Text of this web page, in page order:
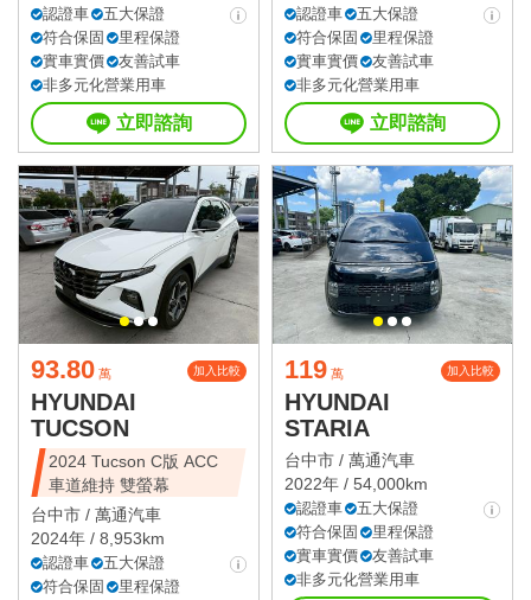
認證車
五大保證
符合保固
里程保證
實車實價
友善試車
非多元化營業用車
立即諮詢
認證車
五大保證
符合保固
里程保證
實車實價
友善試車
非多元化營業用車
立即諮詢
93.80 萬 加入比較
HYUNDAI
TUCSON
2024 Tucson C版 ACC
車道維持 雙螢幕
台中市 / 萬通汽車
2024年 / 8,953km
認證車
五大保證
符合保固
里程保證
119 萬 加入比較
HYUNDAI
STARIA
台中市 / 萬通汽車
2022年 / 54,000km
認證車
五大保證
符合保固
里程保證
實車實價
友善試車
非多元化營業用車